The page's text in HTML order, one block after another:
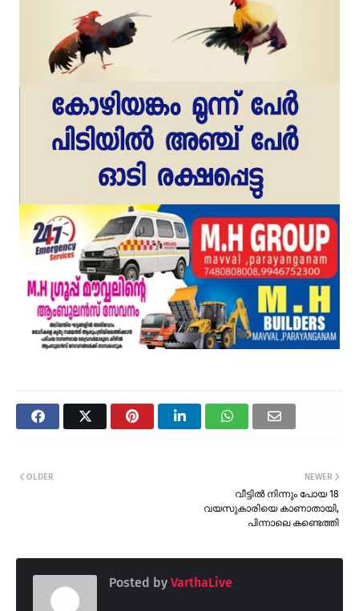
NEWER
വീട്ടിൽ നിന്നും പോയ 18
വയസുകാരിയെ കാണാതായി,
പിന്നാലെ കണ്ടെത്തി
OLDER
Posted by VarthaLive